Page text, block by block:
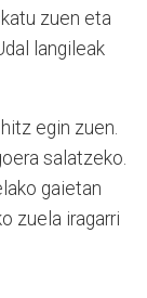
zuen eta
langileak
egin zuen.
salatzeko.
gaietan
zuela iragarri